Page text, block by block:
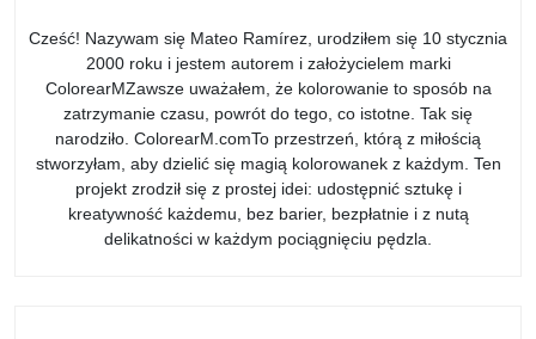
Cześć! Nazywam się Mateo Ramírez, urodziłem się 10 stycznia
2000 roku i jestem autorem i założycielem marki
ColorearMZawsze uważałem, że kolorowanie to sposób na
zatrzymanie czasu, powrót do tego, co istotne. Tak się
narodziło. ColorearM.comTo przestrzeń, którą z miłością
stworzyłam, aby dzielić się magią kolorowanek z każdym. Ten
projekt zrodził się z prostej idei: udostępnić sztukę i
kreatywność każdemu, bez barier, bezpłatnie i z nutą
delikatności w każdym pociągnięciu pędzla.